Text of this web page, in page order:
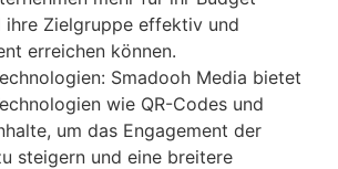
ihre Zielgruppe effektiv und
erreichen können.
Smadooh Media bietet
wie QR-Codes und
um das Engagement der
steigern und eine breitere